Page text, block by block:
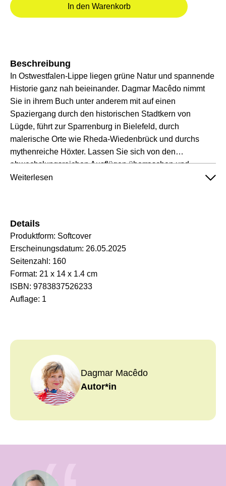
In den Warenkorb
Beschreibung
In Ostwestfalen-Lippe liegen grüne Natur und spannende
Historie ganz nah beieinander. Dagmar Macêdo nimmt
Sie in ihrem Buch unter anderem mit auf einen
Spaziergang durch den historischen Stadtkern von
Lügde, führt zur Sparrenburg in Bielefeld, durch
malerische Orte wie Rheda-Wiedenbrück und durchs
mythenreiche Höxter. Lassen Sie sich von den
abwechslungsreichen Ausflügen überraschen und
erleben Sie die Altstädte in OWL mit diesem Buch ganz
Weiterlesen
Details
Produktform: Softcover
Erscheinungsdatum: 26.05.2025
Seitenzahl: 160
Format: 21 x 14 x 1.4 cm
ISBN: 9783837526233
Auflage: 1
Dagmar Macêdo
Autor*in